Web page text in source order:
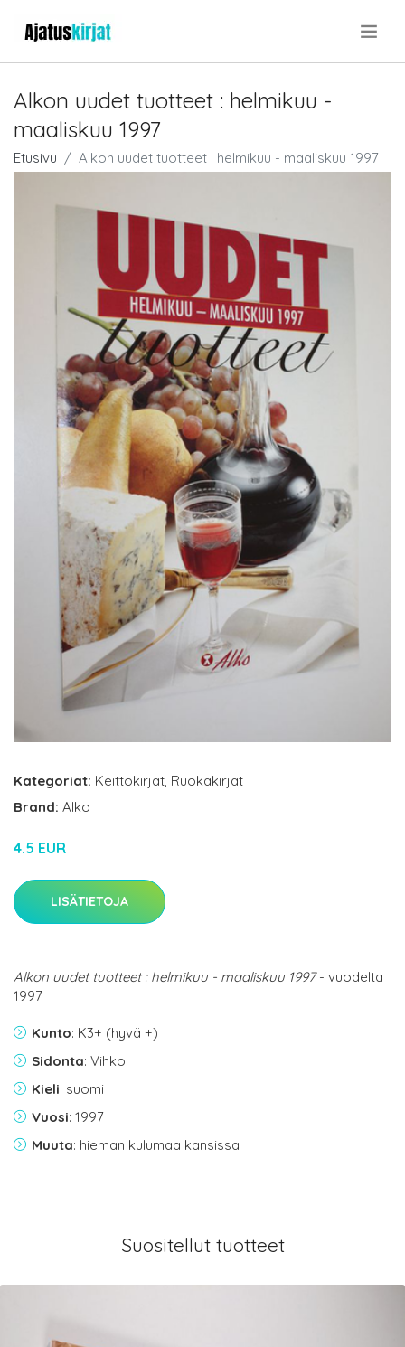
Alkon uudet tuotteet : helmikuu -
maaliskuu 1997
Etusivu Alkon uudet tuotteet : helmikuu - maaliskuu 1997
Kategoriat: Keittokirjat Ruokakirjat
Brand: Alko
4.5 EUR
LISÄTIETOJA
Alkon uudet tuotteet : helmikuu - maaliskuu 1997- vuodelta
1997
Kunto: K3+ (hyvä +)
Sidonta: Vihko
Kieli: suomi
Vuosi: 1997
Muuta: hieman kulumaa kansissa
Suositellut tuotteet